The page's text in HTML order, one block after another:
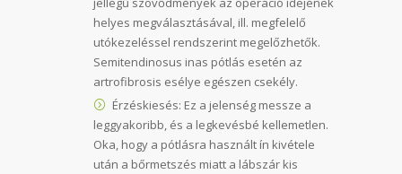
helyes megválasztásával, ill. megfelelő
utókezeléssel rendszerint megelőzhetők.
Semitendinosus inas pótlás esetén az
artrofibrosis esélye egészen csekély.
Érzéskiesés: Ez a jelenség messze a
leggyakoribb, és a legkevésbé kellemetlen.
Oka, hogy a pótlásra használt ín kivétele
után a bőrmetszés miatt a lábszár kis